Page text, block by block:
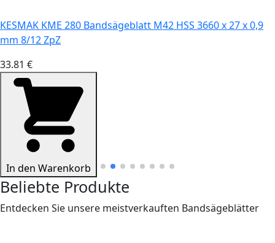
KESMAK KME 280 Bandsägeblatt M42 HSS 3660 x 27 x 0,9
mm 8/12 ZpZ
33.81 €
In den Warenkorb
Beliebte Produkte
Entdecken Sie unsere meistverkauften Bandsägeblätter